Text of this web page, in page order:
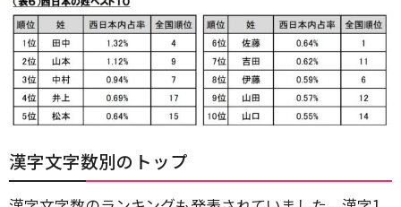
漢字文字数別のトップ